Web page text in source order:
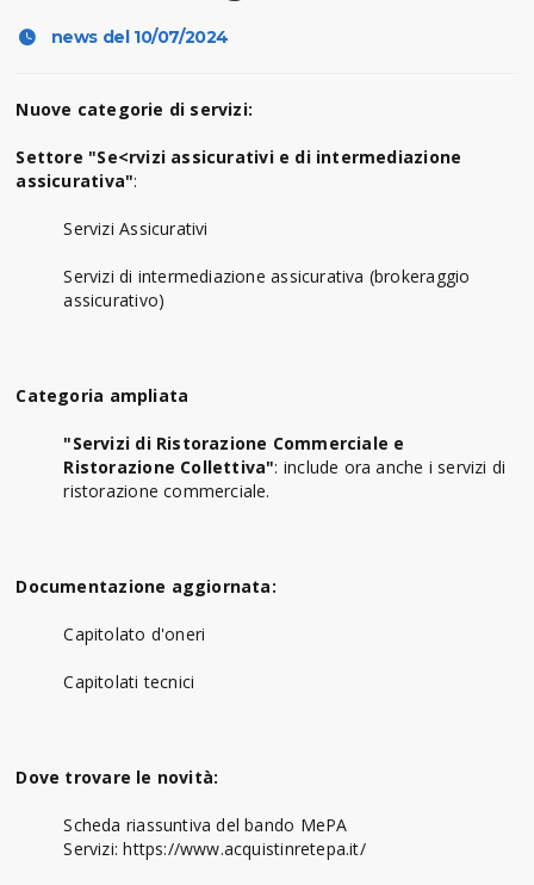
news del 10/07/2024
Nuove categorie di servizi:
Settore "Se<rvizi assicurativi e di intermediazione
assicurativa":
Servizi Assicurativi
Servizi di intermediazione assicurativa (brokeraggio
assicurativo)
Categoria ampliata
"Servizi di Ristorazione Commerciale e
Ristorazione Collettiva": include ora anche i servizi di
ristorazione commerciale.
Documentazione aggiornata:
Capitolato d'oneri
Capitolati tecnici
Dove trovare le novità:
Scheda riassuntiva del bando MePA
Servizi: https://www.acquistinretepa.it/